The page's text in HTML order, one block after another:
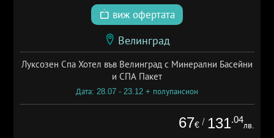
виж офертата
Велинград
Луксозен Спа Хотел във Велинград с Минерални Басейни
и СПА Пакет
Дата: 28.07 - 23.12 + полупансион
67€ / 131.04
лв.